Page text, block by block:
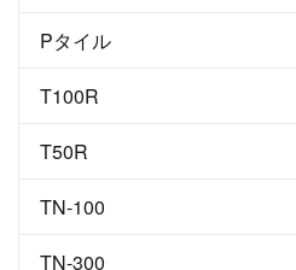
Pタイル
T100R
T50R
TN-100
TN-300